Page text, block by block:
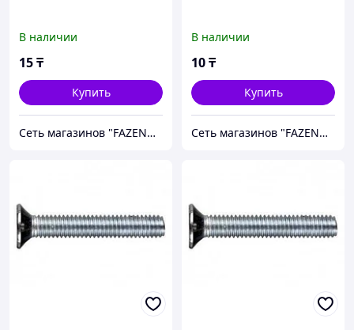
В наличии
15₸
Купить
Сеть магазинов "FAZENDA" ТОО Инкомстрой
В наличии
10₸
Купить
Сеть магазинов "FAZENDA" ТОО Инкомстрой